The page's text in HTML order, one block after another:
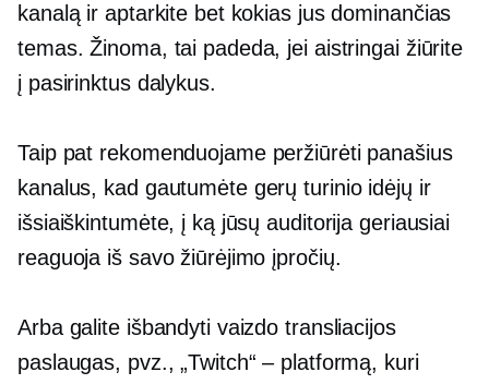
kanalą ir aptarkite bet kokias jus dominančias
temas. Žinoma, tai padeda, jei aistringai žiūrite
į pasirinktus dalykus.
Taip pat rekomenduojame peržiūrėti panašius
kanalus, kad gautumėte gerų turinio idėjų ir
išsiaiškintumėte, į ką jūsų auditorija geriausiai
reaguoja iš savo žiūrėjimo įpročių.
Arba galite išbandyti vaizdo transliacijos
paslaugas, pvz., „Twitch“ – platformą, kuri